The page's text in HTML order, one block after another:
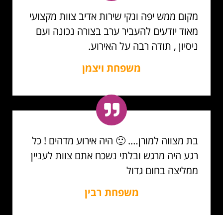
מקום ממש יפה ונקי שירות אדיב צוות מקצועי
מאוד יודעים להעביר ערב בצורה נכונה ועם
ניסיון , תודה רבה על האירוע.
משפחת ויצמן
בת מצווה למורן…. 🙂 היה אירוע מדהים ! כל
רגע היה מרגש ובלתי נשכח אתם צוות לעניין
ממליצה בחום גדול
משפחת רבין